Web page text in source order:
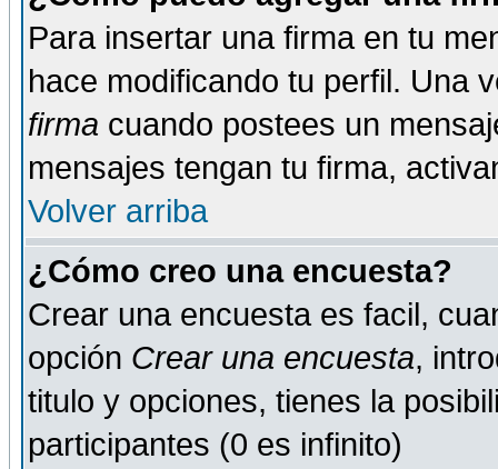
Para insertar una firma en tu
hace modificando tu perfil. Una
firma cuando postees un
mensajes tengan tu firma,
Volver arriba
¿Cómo creo una encuesta?
Crear una encuesta es facil,
opción Crear una encuesta,
titulo y opciones, tienes la
participantes (0 es infinito)